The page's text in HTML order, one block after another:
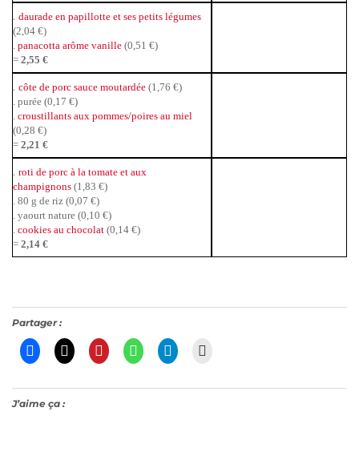
. daurade en papillotte et ses petits légumes
(2,04 €)
panacotta arôme vanille (0,51 €)
= 2,55 €
. côte de porc sauce moutardée (1,76 €)
. purée (0,17 €)
croustillants aux pommes/poires au miel
(0,28 €)
= 2,21 €
. roti de porc à la tomate et aux
champignons (1,83 €)
. 80 g de riz (0,07 €)
. yaourt nature (0,10 €)
cookies au chocolat (0,14 €)
= 2,14 €
Partager :
J’aime ça :